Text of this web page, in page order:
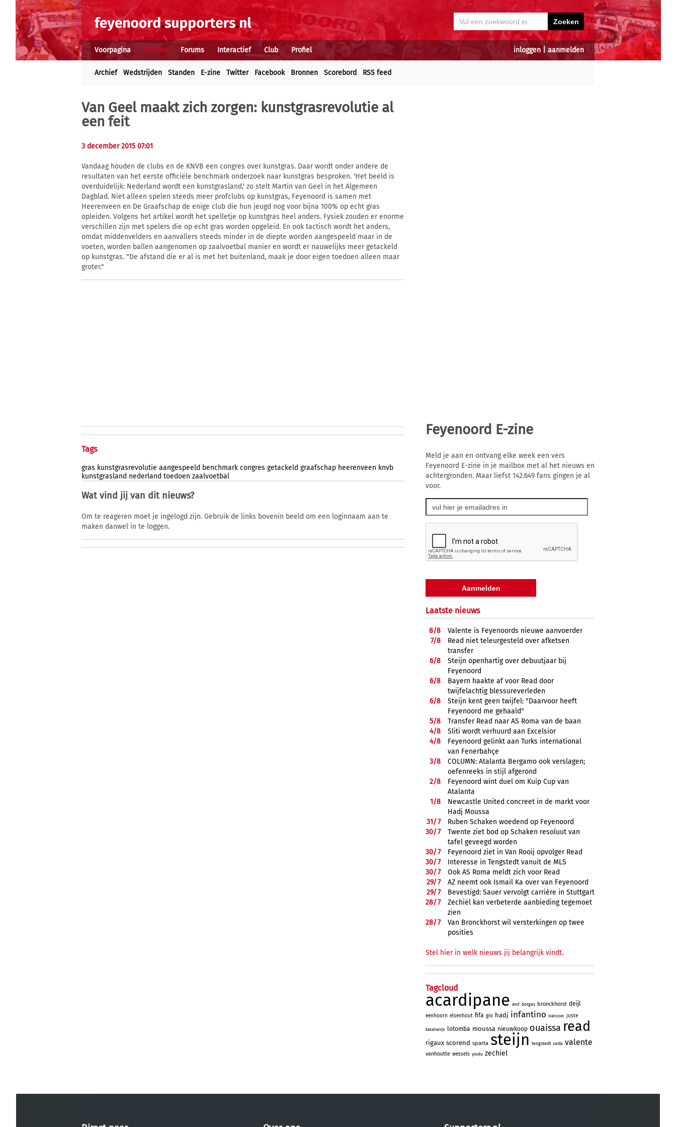
inloggen aanmelden
Voorpagina Nieuws Forums Interactief Club Profiel
Archief Wedstrijden Standen E-zine Twitter Facebook Bronnen Scorebord RSS feed
Van Geel maakt zich zorgen: kunstgrasrevolutie al
een feit
3 december 2015 07:01
Vandaag houden de clubs en de KNVB een congres over kunstgras. Daar wordt onder andere de
resultaten van het eerste officiële benchmark onderzoek naar kunstgras besproken. 'Het beeld is
overduidelijk: Nederland wordt een kunstgrasland,' zo stelt Martin van Geel in het Algemeen
Dagblad. Niet alleen spelen steeds meer profclubs op kunstgras, Feyenoord is samen met
Heerenveen en De Graafschap de enige club die hun jeugd nog voor bijna 100% op echt gras
opleiden. Volgens het artikel wordt het spelletje op kunstgras heel anders. Fysiek zouden er enorme
verschillen zijn met spelers die op echt gras worden opgeleid. En ook tactisch wordt het anders,
omdat middenvelders en aanvallers steeds minder in de diepte worden aangespeeld maar in de
voeten, worden ballen aangenomen op zaalvoetbal manier en wordt er nauwelijks meer getackeld
op kunstgras. "De afstand die er al is met het buitenland, maak je door eigen toedoen alleen maar
groter."
Tags
gras kunstgrasrevolutie aangespeeld benchmark congres getackeld graafschap heerenveen knvb
kunstgrasland nederland toedoen zaalvoetbal
Wat vind jij van dit nieuws?
Om te reageren moet je ingelogd zijn. Gebruik de links bovenin beeld om een loginnaam aan te
maken danwel in te loggen.
Feyenoord E-zine
Meld je aan en ontvang elke week een vers
Feyenoord E-zine in je mailbox met al het nieuws en
achtergronden. Maar liefst 142.649 fans gingen je al
voor.
Laatste nieuws
8/8
Valente is Feyenoords nieuwe aanvoerder
7/8
Read niet teleurgesteld over afketsen
transfer
6/8
Steijn openhartig over debuutjaar bij
Feyenoord
6/8
Bayern haakte af voor Read door
twijfelachtig blessureverleden
6/8
Steijn kent geen twijfel: "Daarvoor heeft
Feyenoord me gehaald"
5/8
Transfer Read naar AS Roma van de baan
4/8
Sliti wordt verhuurd aan Excelsior
4/8
Feyenoord gelinkt aan Turks international
van Fenerbahçe
3/8
COLUMN: Atalanta Bergamo ook verslagen;
oefenreeks in stijl afgerond
2/8
Feyenoord wint duel om Kuip Cup van
Atalanta
1/8
Newcastle United concreet in de markt voor
Hadj Moussa
31/7
Ruben Schaken woedend op Feyenoord
30/7
Twente ziet bod op Schaken resoluut van
tafel geveegd worden
30/7
Feyenoord ziet in Van Rooij opvolger Read
30/7
Interesse in Tengstedt vanuit de MLS
30/7
Ook AS Roma meldt zich voor Read
29/7
AZ neemt ook Ismail Ka over van Feyenoord
29/7
Bevestigd: Sauer vervolgt carrière in Stuttgart
28/7
Zechiël kan verbeterde aanbieding tegemoet
zien
28/7
Van Bronckhorst wil versterkingen op twee
posities
Stel hier in welk nieuws jij belangrijk vindt.
Tagcloud
acardipane aivd borges bronckhorst deijl
eenhoorn elsenhout fifa gio hadj infantino ivanusec juste
kasanwirjo lotomba moussa nieuwkoop ouaissa read
rigaux scorend sparta steijn tengstedt ueda valente
vanhoutte wessels youtu zechiel